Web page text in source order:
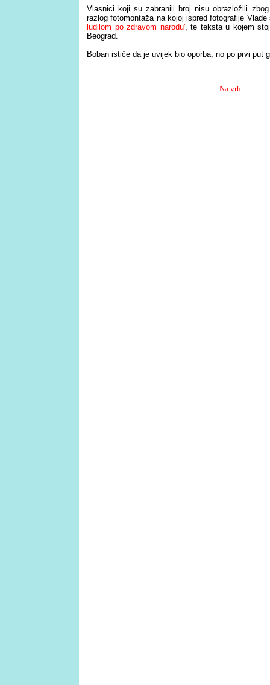
Vlasnici koji su zabranili broj nisu obrazložili
razlog fotomontaža na kojoj ispred fotografije
ludilom po zdravom narodu', te teksta u kojem
Beograd.
Boban ističe da je uvijek bio oporba, no po prvi put
Na vrh